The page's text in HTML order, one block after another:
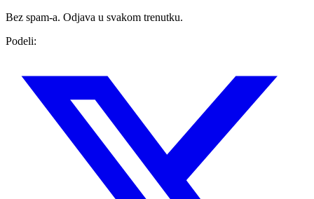
Bez spam-a. Odjava u svakom trenutku.
Podeli: